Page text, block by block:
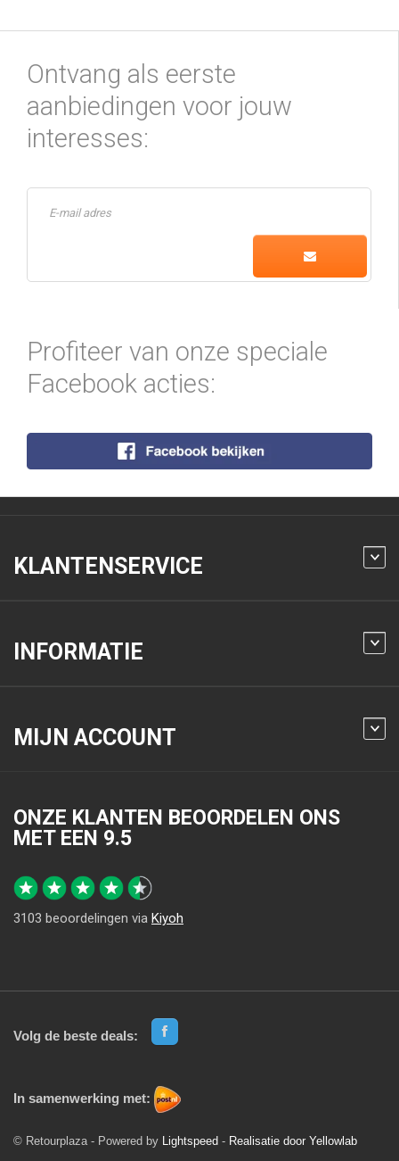
Ontvang als eerste
aanbiedingen voor jouw
interesses:
Profiteer van onze speciale
Facebook acties:
KLANTENSERVICE
INFORMATIE
MIJN ACCOUNT
ONZE KLANTEN BEOORDELEN ONS
MET EEN 9.5
3103 beoordelingen via Kiyoh
Volg de beste deals:
In samenwerking met:
© Retourplaza - Powered by Lightspeed - Realisatie door Yellowlab